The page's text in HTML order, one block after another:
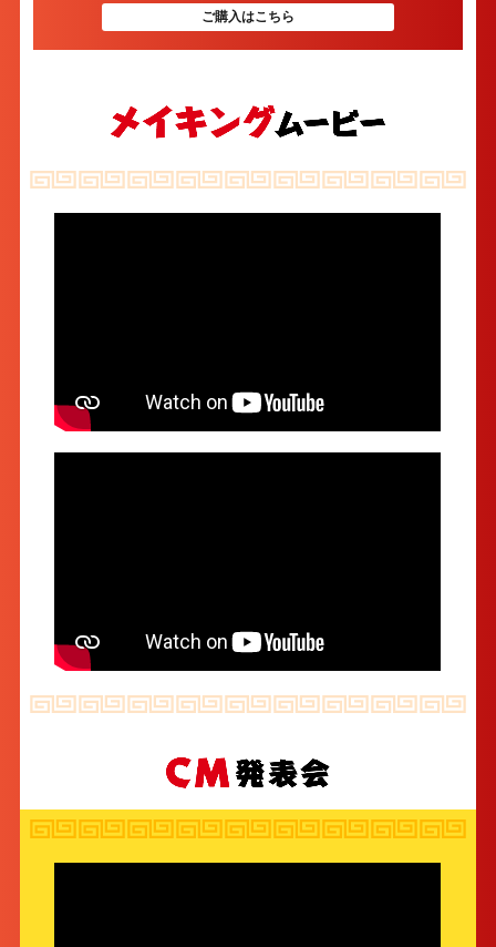
ご購入はこちら